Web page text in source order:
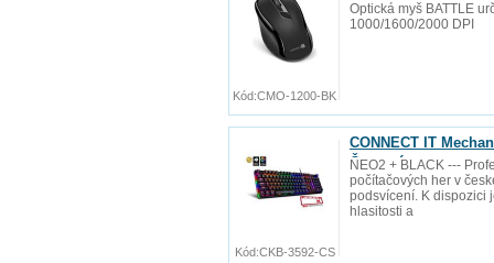
Optická myš BATTLE
1000/1600/2000 DPI
Kód:CMO-1200-BK
CONNECT IT
Červená
NEO2 + BLACK ---
počítačových her v
podsvícení. K dispozici
hlasitosti a
Kód:CKB-3592-CS